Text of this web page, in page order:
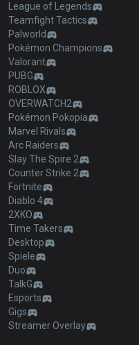
League of Legends
Teamfight Tactics
Palworld
Pokémon Champions
Valorant
PUBG
ROBLOX
OVERWATCH2
Pokémon Pokopia
Marvel Rivals
Arc Raiders
Slay The Spire 2
Counter Strike 2
Fortnite
Diablo 4
2XKO
Time Takers
Desktop
Spiele
Duo
TalkG
Esports
Gigs
Streamer Overlay